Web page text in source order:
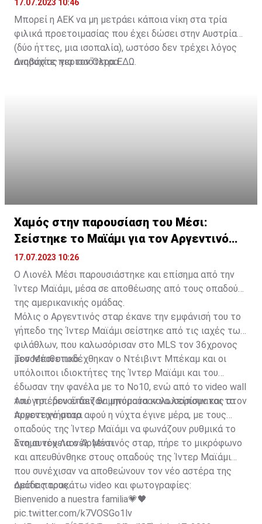
17.07.2023 10:46
Μπορεί η ΑΕΚ να μη μετράει κάποια νίκη στα τρία
φιλικά προετοιμασίας που έχει δώσει στην Αυστρία
(δύο ήττες, μια ισοπαλία), ωστόσο δεν τρέχει λόγος
ανησυχίας για τον Όλτρα.
Διαβάστε περισσότεραΕΔΩ
Χαμός στην παρουσίαση του Μέσι:
Σείστηκε το Μαϊάμι για τον Αργεντινό
σταρ
17.07.2023 10:26
Ο Λιονέλ Μέσι παρουσιάστηκε και επίσημα από την
Ίντερ Μαϊάμι, μέσα σε αποθέωσης από τους οπαδούς
της αμερικανικής ομάδας.
Μόλις ο Αργεντινός σταρ έκανε την εμφάνισή του το
γήπεδο της Ίντερ Μαϊάμι σείστηκε από τις ιαχές των
φιλάθλων, που καλωσόρισαν στο MLS τον 36χρονος
μεσοεπιθετικό.
Τον Μέσι υποδέχθηκαν ο Ντέιβιντ Μπέκαμ και οι
υπόλοιποι ιδιοκτήτες της Ίντερ Μαϊάμι και του
έδωσαν την φανέλα με το Νο10, ενώ από το video wall
του γηπέδου έπαιζαν μηνύματα καλωσορίσματος στον
Αργεντινό σταρ.
Από το... μενού δεν θα μπορούσαν να λείπουν και τα
πυροτεχνήματα αφού η νύχτα έγινε μέρα, με τους
οπαδούς της Ίντερ Μαϊάμι να φωνάζουν ρυθμικά το
όνομα του Λιονέλ Μέσι.
Στη συνέχεια ο Αργεντινός σταρ, πήρε το μικρόφωνο
και απευθύνθηκε στους οπαδούς της Ίντερ Μαϊάμι
που συνέχισαν να αποθεώνουν τον νέο αστέρα της
ομάδας τους.
Δείτε παρακάτω video και φωτογραφίες:
Bienvenido a nuestra familia💗🖤
pic.twitter.com/k7VOSGo1lv